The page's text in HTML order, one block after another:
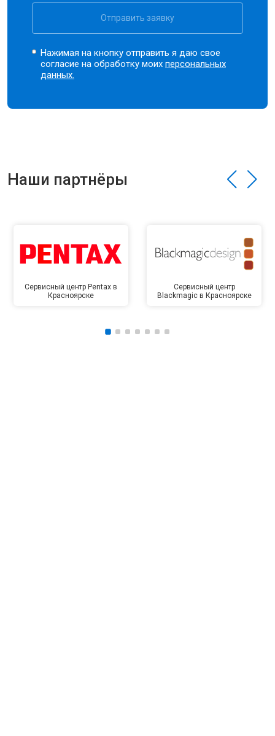
Отправить заявку
Нажимая на кнопку отправить я даю свое
согласие на обработку моихперсональных
данных.
Наши партнёры
Сервисный центр Pentax в
Красноярске
Сервисный центр
Blackmagic в Красноярске